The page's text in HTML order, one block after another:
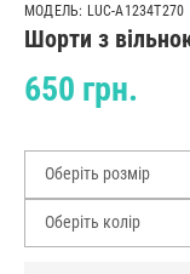
МОДЕЛЬ: LUC-A1234T270
Шорти з
650 грн.
Оберіть розмір
Оберіть колір